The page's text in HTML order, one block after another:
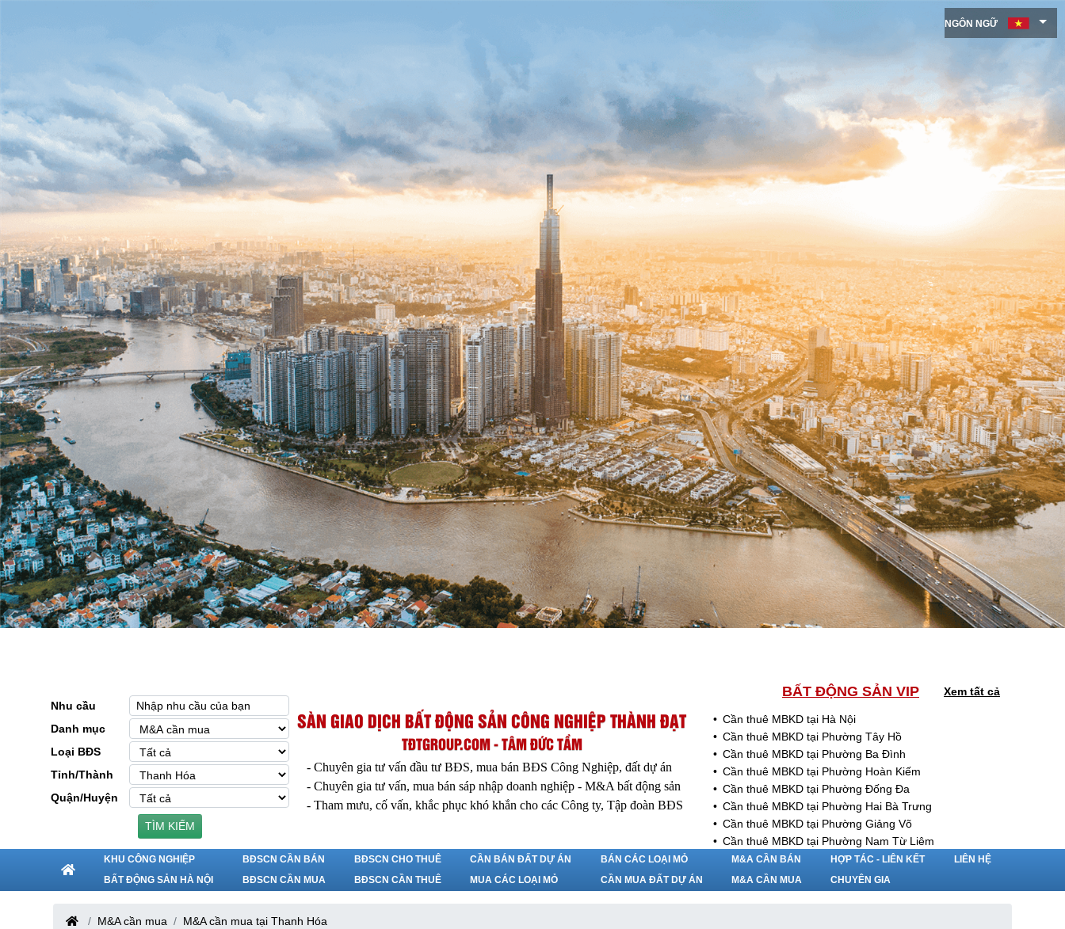
Nhu cầu
Danh mục
Loại BĐS
Tỉnh/Thành
Quận/Huyện
TÌM KIẾM
SÀN GIAO DỊCH BẤT ĐỘNG SẢN CÔNG NGHIỆP THÀNH ĐẠT
TĐTGROUP.COM - TÂM ĐỨC TẦM
- Chuyên gia tư vấn đầu tư BĐS, mua bán BĐS Công Nghiệp, đất dự án
- Chuyên gia tư vấn, mua bán sáp nhập doanh nghiệp - M&A bất động sản
- Tham mưu, cố vấn, khắc phục khó khắn cho các Công ty, Tập đoàn BĐS
BẤT ĐỘNG SẢN VIP Xem tất cả
Cần thuê MBKD tại Hà Nội
Cần thuê MBKD tại Phường Tây Hồ
Cần thuê MBKD tại Phường Ba Đình
Cần thuê MBKD tại Phường Hoàn Kiếm
Cần thuê MBKD tại Phường Đống Đa
Cần thuê MBKD tại Phường Hai Bà Trưng
Cần thuê MBKD tại Phường Giảng Võ
Cần thuê MBKD tại Phường Nam Từ Liêm
Cần thuê MBKD tại Phường Cầu Giấy
Cần thuê MBKD tại Phường Thanh Xuân
Cần thuê MBKD tại Phường Long Biên
NGÔN NGỮ
KHU CÔNG NGHIỆP
BẤT ĐỘNG SẢN HÀ NỘI
BĐSCN CẦN BÁN
BĐSCN CẦN MUA
BĐSCN CHO THUÊ
BĐSCN CẦN THUÊ
CẦN BÁN ĐẤT DỰ ÁN
MUA CÁC LOẠI MỎ
BÁN CÁC LOẠI MỎ
CẦN MUA ĐẤT DỰ ÁN
M&A CẦN BÁN
M&A CẦN MUA
HỢP TÁC - LIÊN KẾT
CHUYÊN GIA
LIÊN HỆ
M&A cần mua M&A cần mua tại Thanh Hóa